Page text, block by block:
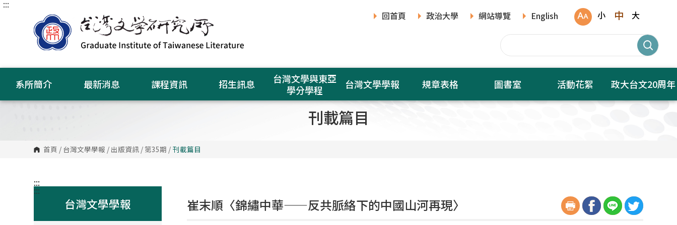
跳
:::
回首頁
政治大學 網站導覽 English 小 中 大
系所簡介 最新消息 課程資訊 招生訊息
台灣文學與東亞
學分學程
台灣文學學報 規章表格 圖書室 活動花絮 政大台文20周年
刊載篇目
首頁 / 台灣文學學報 / 出版資訊 / 第35期 / 刊載篇目
:::
台灣文學學報
:::
崔末順〈錦繡中華——反共脈絡下的中國山河再現〉